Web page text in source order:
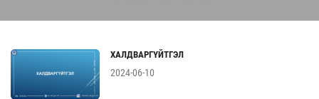
ХАЛДВАРГҮЙТГЭЛ
2024-06-10